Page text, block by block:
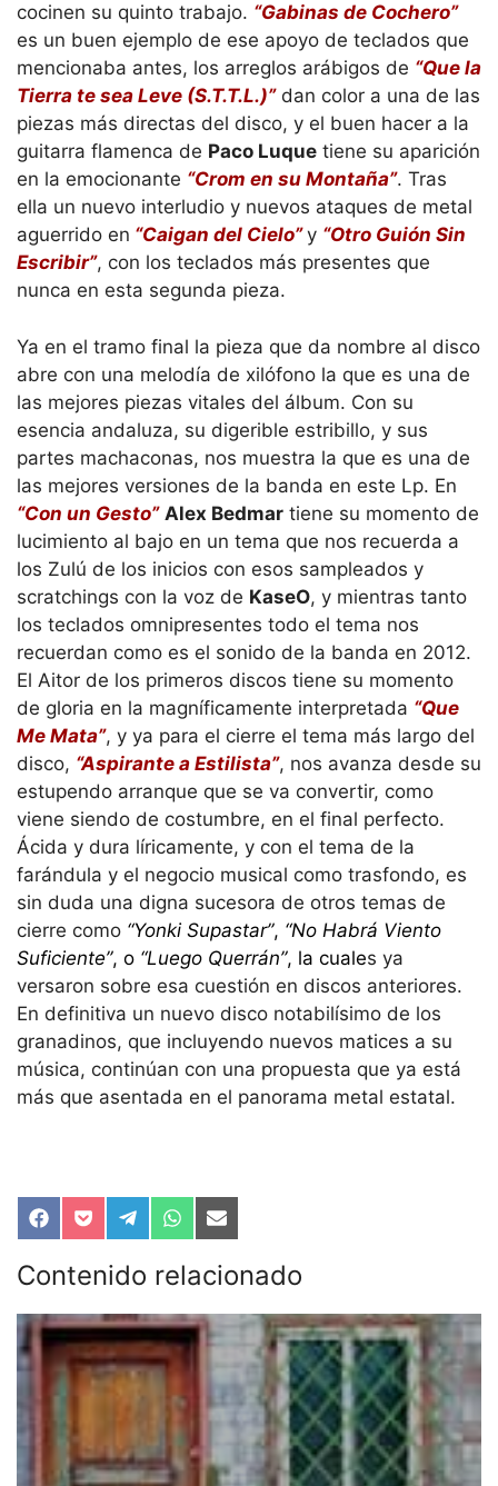
cocinen su quinto trabajo. “Gabinas de Cochero”
es un buen ejemplo de ese apoyo de teclados que
mencionaba antes, los arreglos arábigos de “Que la
Tierra te sea Leve (S.T.T.L.)”dan color a una de las
piezas más directas del disco, y el buen hacer a la
guitarra flamenca de Paco Luque tiene su aparición
en la emocionante “Crom en su Montaña”. Tras
ella un nuevo interludio y nuevos ataques de metal
aguerrido en “Caigan del Cielo”y “Otro Guión Sin
Escribir”, con los teclados más presentes que
nunca en esta segunda pieza.
Ya en el tramo final la pieza que da nombre al disco
abre con una melodía de xilófono la que es una de
las mejores piezas vitales del álbum. Con su
esencia andaluza, su digerible estribillo, y sus
partes machaconas, nos muestra la que es una de
las mejores versiones de la banda en este Lp. En
“Con un Gesto” Alex Bedmar tiene su momento de
lucimiento al bajo en un tema que nos recuerda a
los Zulú de los inicios con esos sampleados y
scratchings con la voz de KaseO, y mientras tanto
los teclados omnipresentes todo el tema nos
recuerdan como es el sonido de la banda en 2012.
El Aitor de los primeros discos tiene su momento
de gloria en la magníficamente interpretada “Que
Me Mata”, y ya para el cierre el tema más largo del
disco, “Aspirante a Estilista”, nos avanza desde su
estupendo arranque que se va convertir, como
viene siendo de costumbre, en el final perfecto.
Ácida y dura líricamente, y con el tema de la
farándula y el negocio musical como trasfondo, es
sin duda una digna sucesora de otros temas de
cierre como “Yonki Supastar”, “No Habrá Viento
Suficiente”, o “Luego Querrán”, la cuales ya
versaron sobre esa cuestión en discos anteriores.
En definitiva un nuevo disco notabilísimo de los
granadinos, que incluyendo nuevos matices a su
música, continúan con una propuesta que ya está
más que asentada en el panorama metal estatal.
Compartir
en
Facebook
Compartir
en
Pocket
Compartir
en
Telegram
Compartir
en
WhatsApp
Compartir
en
Email
Contenido relacionado